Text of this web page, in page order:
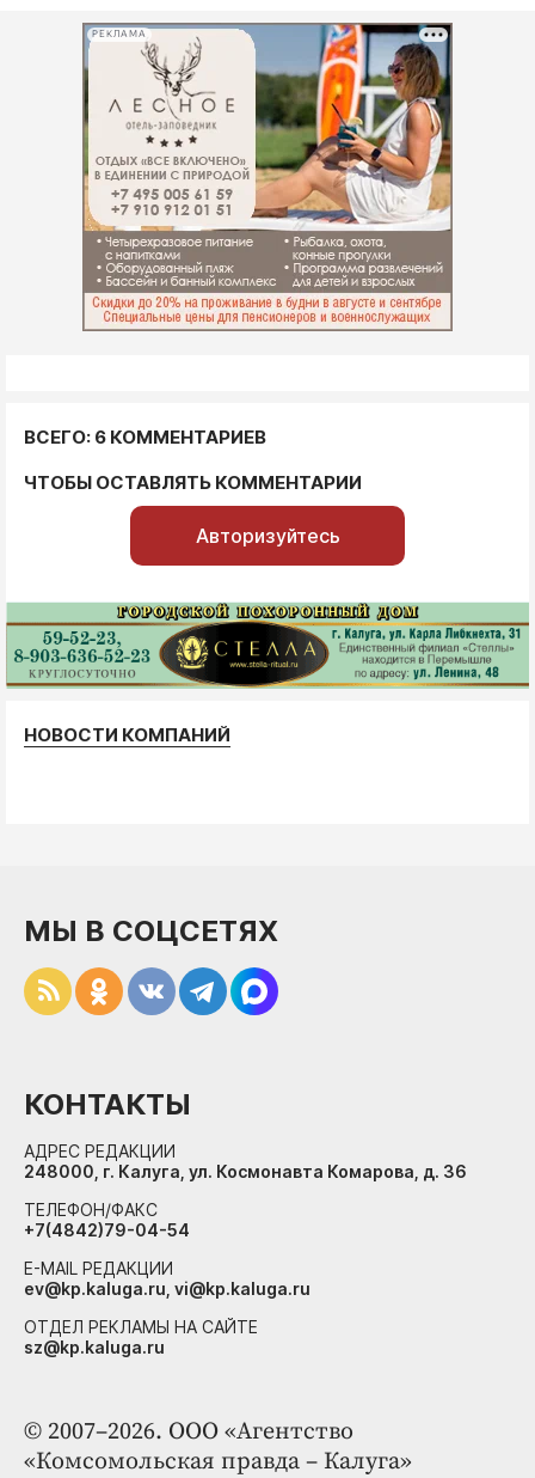
РЕКЛАМА
ВСЕГО: 6 КОММЕНТАРИЕВ
ЧТОБЫ ОСТАВЛЯТЬ КОММЕНТАРИИ
Авторизуйтесь
НОВОСТИ КОМПАНИЙ
© 2007–2026. ООО «Агентство
«Комсомольская правда – Калуга»
МЫ В СОЦСЕТЯХ
КОНТАКТЫ
АДРЕС РЕДАКЦИИ
248000, г. Калуга, ул. Космонавта Комарова, д. 36
ТЕЛЕФОН/ФАКС
+7(4842)79-04-54
E-MAIL РЕДАКЦИИ
ev@kp.kaluga.ru, vi@kp.kaluga.ru
ОТДЕЛ РЕКЛАМЫ НА САЙТЕ
sz@kp.kaluga.ru